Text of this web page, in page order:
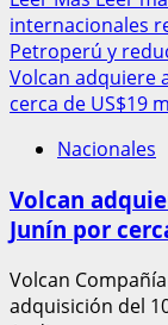
internacionales
Petroperú y
Volcan adquiere
cerca de US$19
Nacionales
Volcan
Junín por
Volcan
adquisición del